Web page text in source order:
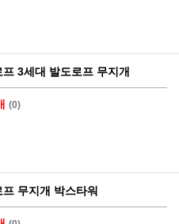
3세대 발도로프 무지개
(0)
무지개 박스타워